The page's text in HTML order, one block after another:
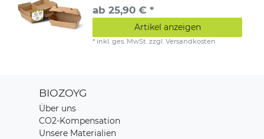
ab 25,90 € *
Artikel anzeigen
* inkl. ges. MwSt. zzgl.Versandkosten
BIOZOYG
Über uns
CO2-Kompensation
Unsere Materialien